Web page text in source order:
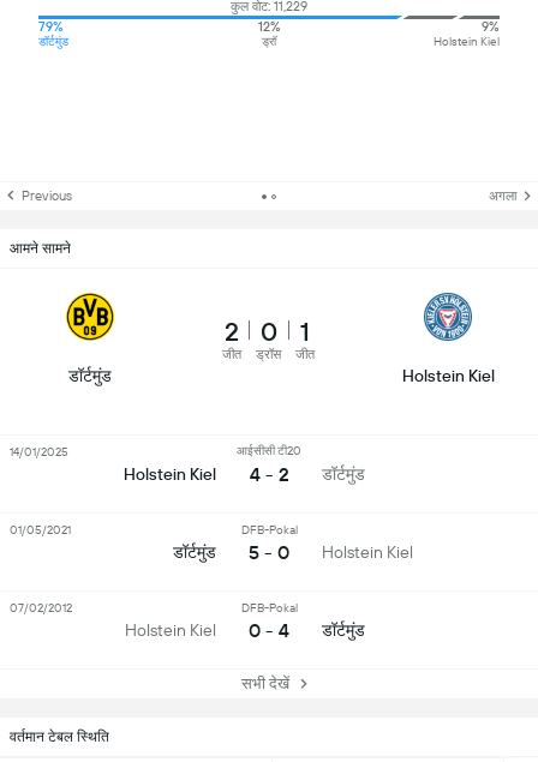
वर्तमान टेबल स्थिति
कुल वोट: 11,229
79%
डॉर्टमुंड
12%
ड्रॉ
9%
Holstein Kiel
Previous अगला
आमने सामने
डॉर्टमुंड
2
जीत
0
ड्रॉस
1
जीत
Holstein Kiel
Holstein Kiel
आईसीसी टी20
4 - 2 डॉर्टमुंड
14/01/2025
डॉर्टमुंड
DFB-Pokal
5 - 0 Holstein Kiel
01/05/2021
Holstein Kiel
DFB-Pokal
0 - 4 डॉर्टमुंड
07/02/2012
सभी देखें